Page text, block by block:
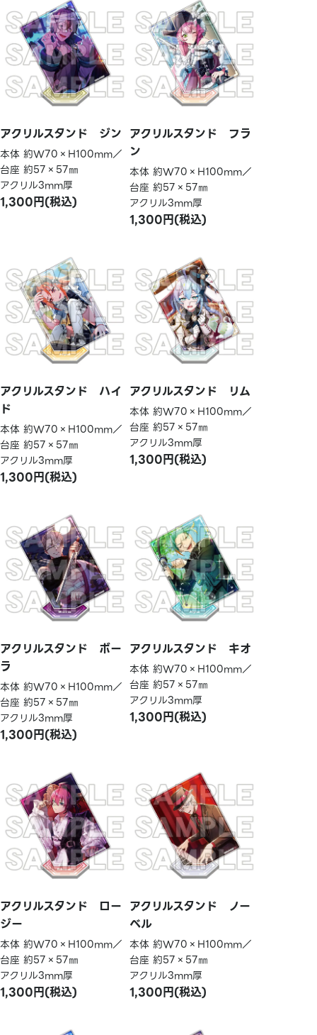
アクリルスタンド ジン
本体 約W70×H100mm／
台座 約57×57㎜
アクリル3mm厚
1,300円(税込)
アクリルスタンド フラ
ン
本体 約W70×H100mm／
台座 約57×57㎜
アクリル3mm厚
1,300円(税込)
アクリルスタンド ハイ
ド
本体 約W70×H100mm／
台座 約57×57㎜
アクリル3mm厚
1,300円(税込)
アクリルスタンド リム
本体 約W70×H100mm／
台座 約57×57㎜
アクリル3mm厚
1,300円(税込)
アクリルスタンド ボー
ラ
本体 約W70×H100mm／
台座 約57×57㎜
アクリル3mm厚
1,300円(税込)
アクリルスタンド キオ
本体 約W70×H100mm／
台座 約57×57㎜
アクリル3mm厚
1,300円(税込)
アクリルスタンド ロー
ジー
本体 約W70×H100mm／
台座 約57×57㎜
アクリル3mm厚
1,300円(税込)
アクリルスタンド ノー
ベル
本体 約W70×H100mm／
台座 約57×57㎜
アクリル3mm厚
1,300円(税込)